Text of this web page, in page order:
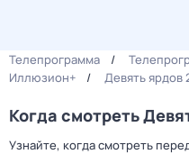
Телепрограмма
Иллюзион+
Девять ярдов
Когда смотреть
Узнайте, когда смотреть